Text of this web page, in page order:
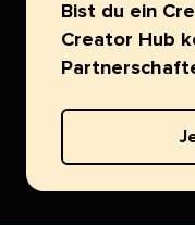
Bist du ein
Creator Hub